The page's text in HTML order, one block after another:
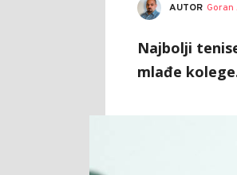
AUTOR
Najbolji
mlađe